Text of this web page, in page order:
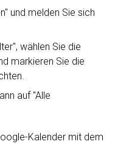
und melden Sie sich
wählen Sie die
markieren Sie die
auf "Alle
Kalender mit dem